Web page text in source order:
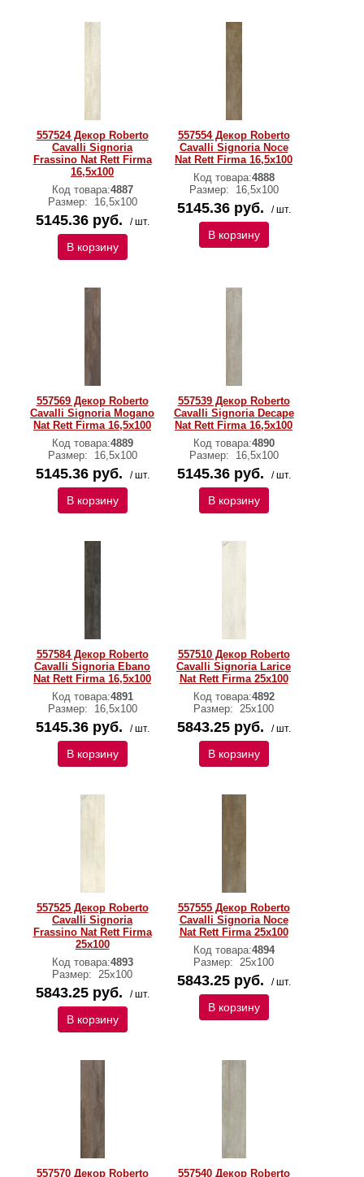
557524 Декор Roberto
Cavalli Signoria
Frassino Nat Rett Firma
16,5x100
Код товара:4887
Размер:
16,5x100
5145.36 руб. / шт.
В корзину
557554 Декор Roberto
Cavalli Signoria Noce
Nat Rett Firma 16,5x100
Код товара:4888
Размер:
16,5x100
5145.36 руб. / шт.
В корзину
557569 Декор Roberto
Cavalli Signoria Mogano
Nat Rett Firma 16,5x100
Код товара:4889
Размер:
16,5x100
5145.36 руб. / шт.
В корзину
557539 Декор Roberto
Cavalli Signoria Decape
Nat Rett Firma 16,5x100
Код товара:4890
Размер:
16,5x100
5145.36 руб. / шт.
В корзину
557584 Декор Roberto
Cavalli Signoria Ebano
Nat Rett Firma 16,5x100
Код товара:4891
Размер:
16,5x100
5145.36 руб. / шт.
В корзину
557510 Декор Roberto
Cavalli Signoria Larice
Nat Rett Firma 25x100
Код товара:4892
Размер: 25x100
5843.25 руб. / шт.
В корзину
557525 Декор Roberto
Cavalli Signoria
Frassino Nat Rett Firma
25x100
Код товара:4893
Размер: 25x100
5843.25 руб. / шт.
В корзину
557555 Декор Roberto
Cavalli Signoria Noce
Nat Rett Firma 25x100
Код товара:4894
Размер: 25x100
5843.25 руб. / шт.
В корзину
557570 Декор Roberto 557540 Декор Roberto